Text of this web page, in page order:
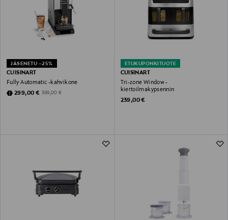
JÄSENETU –25%
CUISINART
Fully Automatic -kahvikone
Discounted Price
299,00 € Original Price
399,00 €
ETUKUPONKITUOTE
CUISINART
Tri-zone Window -
kiertoilmakypsennin
Original Price
239,00 €